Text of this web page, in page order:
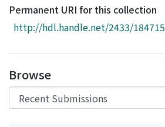
Download Ranking
Access Statistics
Permanent URI for this collection
http://hdl.handle.net/2433/184715
Browse